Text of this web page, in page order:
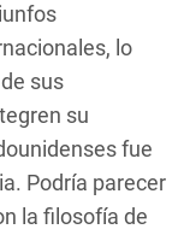
lo
sus
su
fue
Podría parecer
la filosofía de